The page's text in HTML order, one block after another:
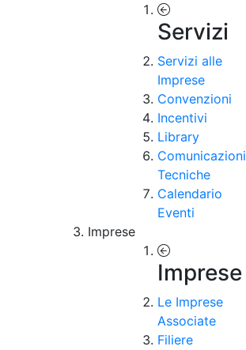
Servizi
Servizi alle
Imprese
Convenzioni
Incentivi
Library
Comunicazioni
Tecniche
Calendario
Eventi
Imprese
Imprese
Le Imprese
Associate
Filiere